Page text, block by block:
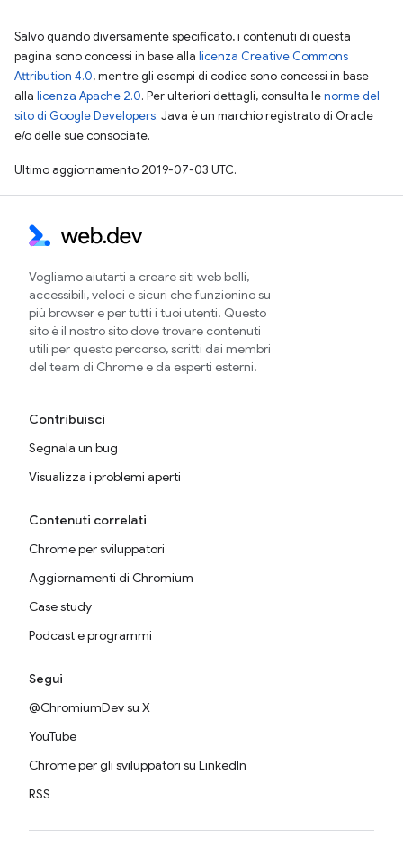
Salvo quando diversamente specificato, i contenuti di questa
pagina sono concessi in base alla licenza Creative Commons
Attribution 4.0, mentre gli esempi di codice sono concessi in base
alla licenza Apache 2.0. Per ulteriori dettagli, consulta lenorme del
sito di Google Developers. Java è un marchio registrato di Oracle
e/o delle sue consociate.
Ultimo aggiornamento 2019-07-03 UTC.
Vogliamo aiutarti a creare siti web belli,
accessibili, veloci e sicuri che funzionino su
più browser e per tutti i tuoi utenti. Questo
sito è il nostro sito dove trovare contenuti
utili per questo percorso, scritti dai membri
del team di Chrome e da esperti esterni.
Contribuisci
Segnala un bug
Visualizza i problemi aperti
Contenuti correlati
Chrome per sviluppatori
Aggiornamenti di Chromium
Case study
Podcast e programmi
Segui
@ChromiumDev su X
YouTube
Chrome per gli sviluppatori su LinkedIn
RSS